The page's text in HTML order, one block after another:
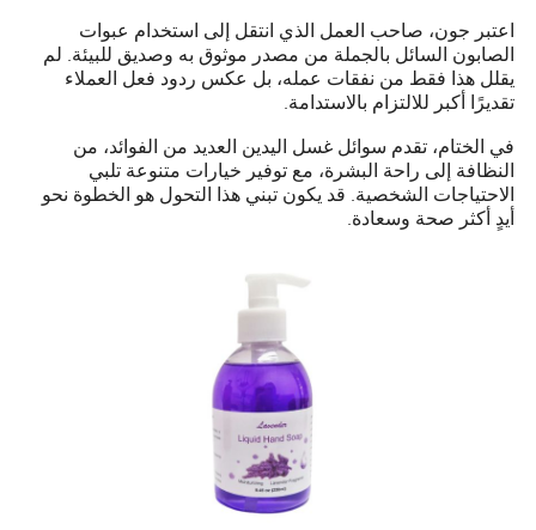
اعتبر جون، صاحب العمل الذي انتقل إلى استخدام عبوات
الصابون السائل بالجملة من مصدر موثوق به وصديق للبيئة. لم
يقلل هذا فقط من نفقات عمله، بل عكس ردود فعل العملاء
تقديرًا أكبر للالتزام بالاستدامة.
في الختام، تقدم سوائل غسل اليدين العديد من الفوائد، من
النظافة إلى راحة البشرة، مع توفير خيارات متنوعة تلبي
الاحتياجات الشخصية. قد يكون تبني هذا التحول هو الخطوة نحو
أيدٍ أكثر صحة وسعادة.